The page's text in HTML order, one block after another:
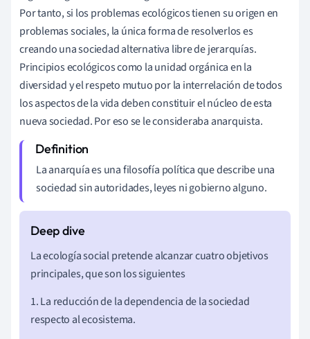
Por tanto, si los problemas ecológicos tienen su origen en
problemas sociales, la única forma de resolverlos es
creando una sociedad alternativa libre de jerarquías.
Principios ecológicos como la unidad orgánica en la
diversidad y el respeto mutuo por la interrelación de todos
los aspectos de la vida deben constituir el núcleo de esta
nueva sociedad. Por eso se le consideraba anarquista.
La anarquía es una filosofía política que describe una
sociedad sin autoridades, leyes ni gobierno alguno.
La ecología social pretende alcanzar cuatro objetivos
principales, que son los siguientes
1. La reducción de la dependencia de la sociedad
respecto al ecosistema.